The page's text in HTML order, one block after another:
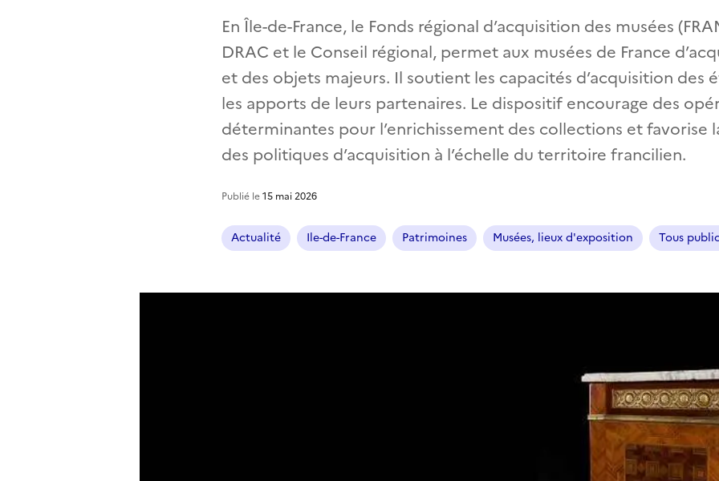
En Île-de-France, le Fonds régional d’acquisition des musées
DRAC et le Conseil régional, permet aux musées de France
et des objets majeurs. Il soutient les capacités d’acquisition des
les apports de leurs partenaires. Le dispositif encourage des
déterminantes pour l’enrichissement des collections et favorise
des politiques d’acquisition à l’échelle du territoire francilien.
Publié le15 mai 2026
Actualité Ile-de-France Patrimoines Musées, lieux d'exposition Tous